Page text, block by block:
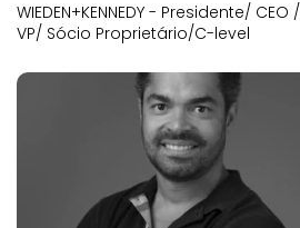
WIEDEN+KENNEDY - Presidente/ CEO /
VP/ Sócio Proprietário/C-level